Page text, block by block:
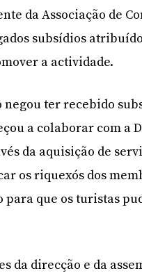
da Associação de
subsídios
a actividade.
negou ter recebido
a colaborar com a
da aquisição de
os riquexós dos
que os turistas
da direcção e da